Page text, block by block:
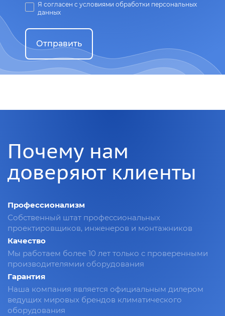
Я согласен с условиями обработки персональных
данных
Отправить
Почему нам
доверяют клиенты
Профессионализм
Собственный штат профессиональных
проектировщиков, инженеров и монтажников
Качество
Мы работаем более 10 лет только с проверенными
производителямии оборудования
Гарантия
Наша компания является официальным дилером
ведущих мировых брендов климатического
оборудования